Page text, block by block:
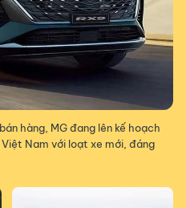
hàng, MG đang lên kế hoạch
Nam với loạt xe mới, đáng